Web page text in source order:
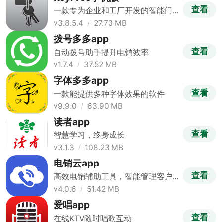
一款专为企业和工厂开发的智能门
禁软件
v3.8.5.4 27.73 MB
查看
拨号多多app
自动拨号助手提升电销效率
v1.7.4
37.52 MB
查看
字体多多app
一款能提供多种字体效果的软件
v9.9.0
63.90 MB
查看
读者app
智慧学习，终身成长
v3.1.3
108.23 MB
查看
电销云app
高效电销辅助工具，智能管理客户
资源
v4.0.6 51.42 MB
查看
爱唱app
在线KTV随时唱歌互动 查看